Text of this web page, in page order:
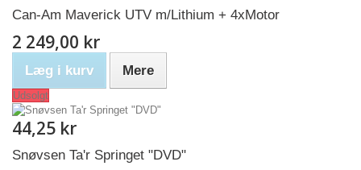
Can-Am Maverick UTV m/Lithium + 4xMotor
2 249,00 kr
Læg i kurv Mere
Udsolgt
44,25 kr
Snøvsen Ta'r Springet "DVD"